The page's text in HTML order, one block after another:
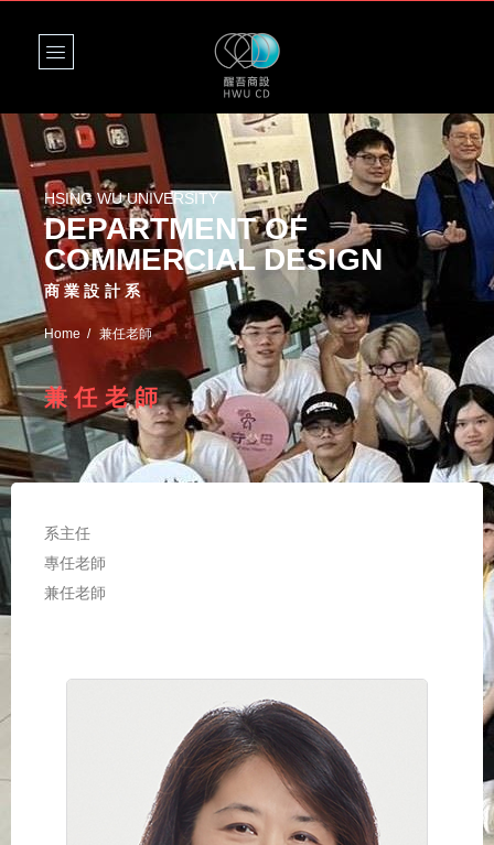
HSING WU UNIVERSITY
DEPARTMENT OF
COMMERCIAL DESIGN
商業設計系
Home 兼任老師
兼任老師
系主任
專任老師
兼任老師